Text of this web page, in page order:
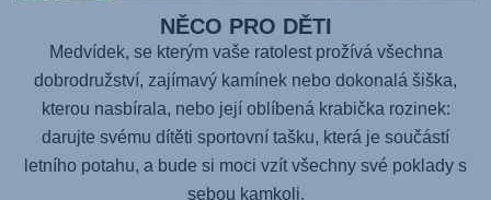
NĚCO PRO DĚTI
Medvídek, se kterým vaše ratolest prožívá všechna
dobrodružství, zajímavý kamínek nebo dokonalá šiška,
kterou nasbírala, nebo její oblíbená krabička rozinek:
darujte svému dítěti sportovní tašku, která je součástí
letního potahu, a bude si moci vzít všechny své poklady s
sebou kamkoli.